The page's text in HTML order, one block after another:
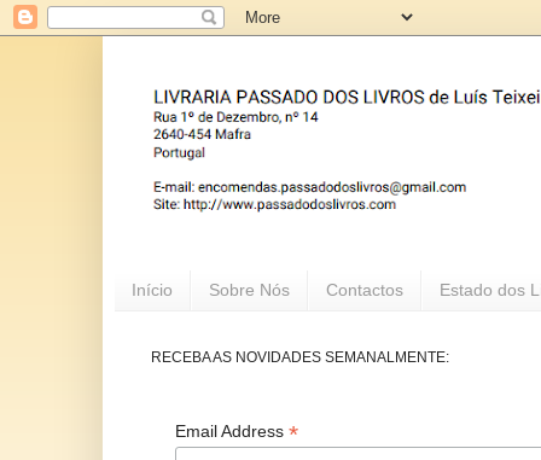
Início Sobre Nós Contactos Estado dos
RECEBA AS NOVIDADES SEMANALMENTE:
Email Address *